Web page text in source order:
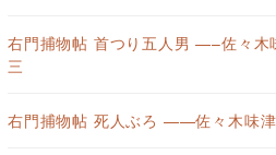
右門捕物帖 首つり五人男 —–佐々木
三
右門捕物帖 死人ぶろ ——佐々木味